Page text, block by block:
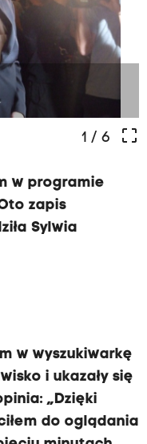
crop_free
1 / 6
w programie
zapis
Sylwia
w wyszukiwarkę
i ukazały się
„Dzięki
do oglądania